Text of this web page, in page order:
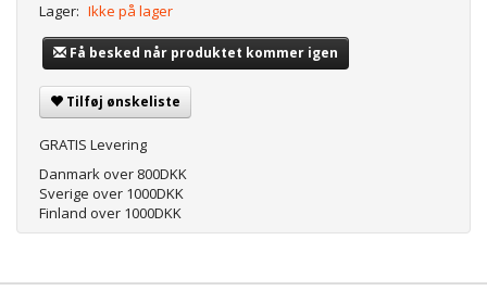
Lager: Ikke på lager
Få besked når produktet kommer igen
Tilføj ønskeliste
GRATIS Levering
Danmark over 800DKK
Sverige over 1000DKK
Finland over 1000DKK